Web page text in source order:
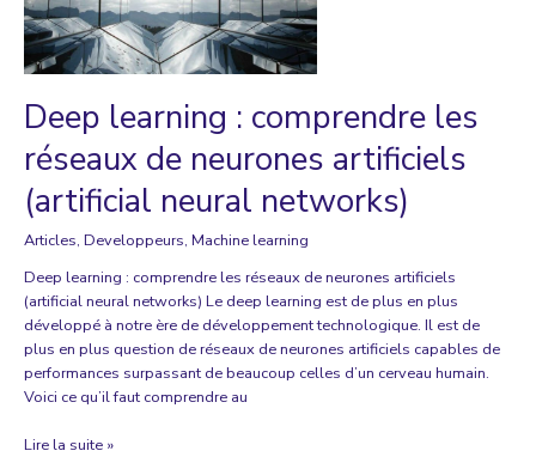
ventes
pour
votre
Deep learning : comprendre les
réseaux de neurones artificiels
(artificial neural networks)
Articles, Developpeurs, Machine learning
Deep learning : comprendre les réseaux de neurones artificiels
(artificial neural networks) Le deep learning est de plus en plus
développé à notre ère de développement technologique. Il est de
plus en plus question de réseaux de neurones artificiels capables de
performances surpassant de beaucoup celles d’un cerveau humain.
Voici ce qu’il faut comprendre au
Deep
Lire la suite »